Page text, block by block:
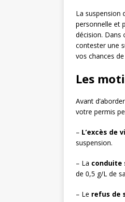
La suspension
personnelle et
décision. Dans
contester une
vos chances
Les
Avant
votre permis
– L’excès de
suspension.
– La conduite
de 0,5 g/L de
– Le refus de